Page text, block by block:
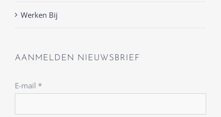
Werken Bij
AANMELDEN NIEUWSBRIEF
E-mail *